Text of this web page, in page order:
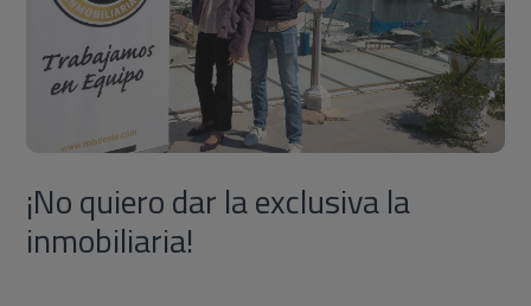
¡No quiero dar la exclusiva la
inmobiliaria!